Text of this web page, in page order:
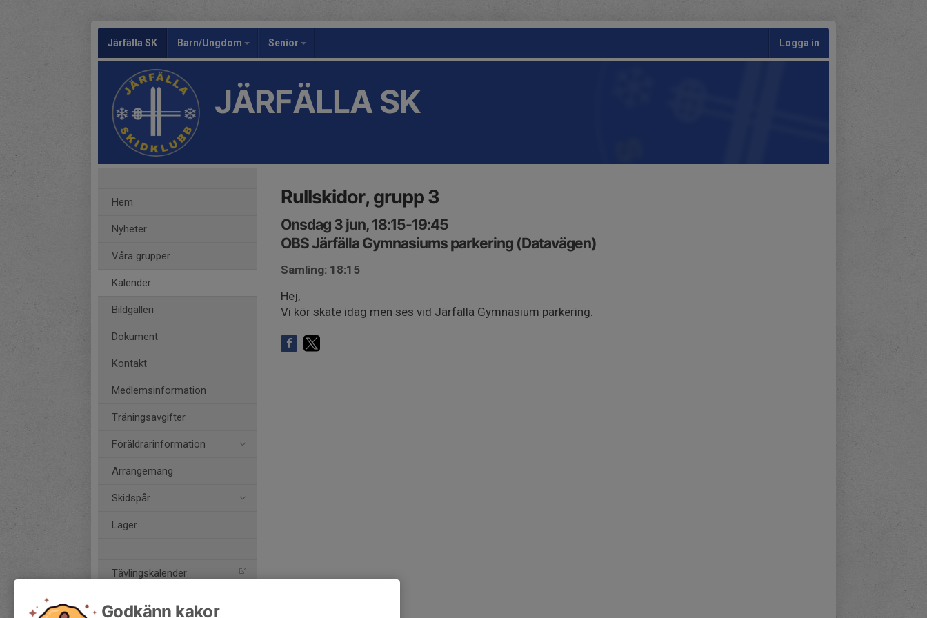
Järfälla SK Barn/Ungdom Senior Logga in
JÄRFÄLLA SK
Hem
Nyheter
Våra grupper
Kalender
Bildgalleri
Dokument
Kontakt
Medlemsinformation
Träningsavgifter
Föräldrarinformation
Arrangemang
Skidspår
Läger
Tävlingskalender
Rullskidor, grupp 3
Onsdag 3 jun, 18:15-19:45
OBS Järfälla Gymnasiums parkering (Datavägen)
Samling: 18:15
Hej,
Vi kör skate idag men ses vid Järfälla Gymnasium parkering.
Godkänn kakor